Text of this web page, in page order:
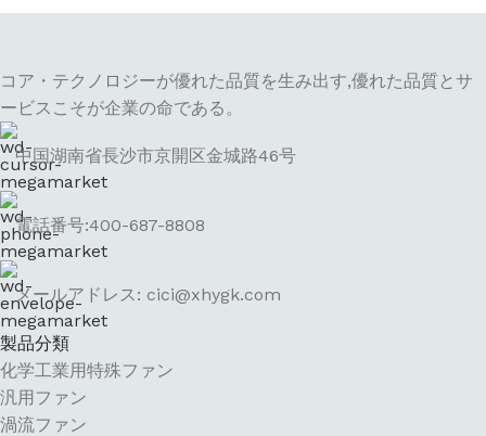
コア・テクノロジーが優れた品質を生み出す,優れた品質とサ
ービスこそが企業の命である。
中国湖南省長沙市京開区金城路46号
電話番号:400-687-8808
メールアドレス: cici@xhygk.com
製品分類
化学工業用特殊ファン
汎用ファン
渦流ファン